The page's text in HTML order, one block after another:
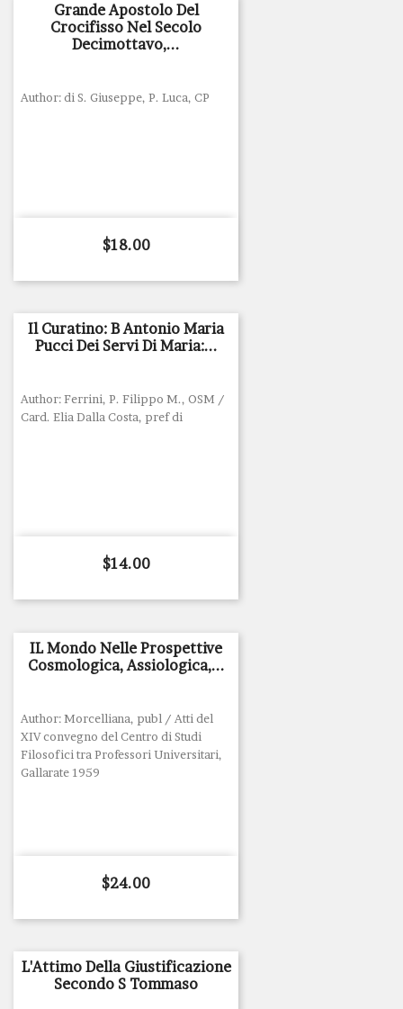
Grande Apostolo Del
Crocifisso Nel Secolo
Decimottavo,...
Author: di S. Giuseppe, P. Luca, CP
Price
$18.00
Il Curatino: B Antonio Maria
Pucci Dei Servi Di Maria:...
Author: Ferrini, P. Filippo M., OSM /
Card. Elia Dalla Costa, pref di
Price
$14.00
IL Mondo Nelle Prospettive
Cosmologica, Assiologica,...
Author: Morcelliana, publ / Atti del
XIV convegno del Centro di Studi
Filosofici tra Professori Universitari,
Gallarate 1959
Price
$24.00
L'Attimo Della Giustificazione
Secondo S Tommaso